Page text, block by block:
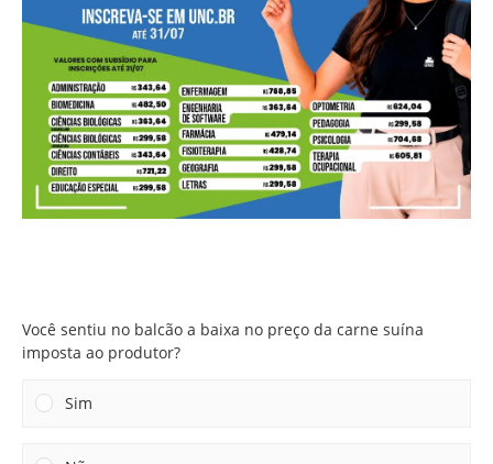
Você sentiu no balcão a baixa no preço da carne suína
imposta ao produtor?
Sim